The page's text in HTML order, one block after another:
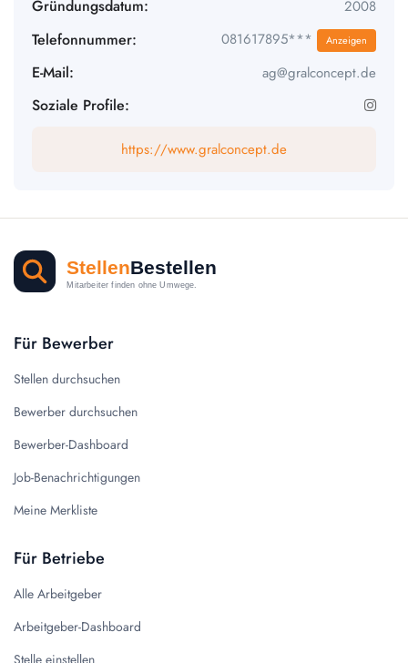
Gründungsdatum: 2008
Telefonnummer: 081617895*** Anzeigen
E-Mail: ag@gralconcept.de
Soziale Profile:
https://www.gralconcept.de
Für Bewerber
Stellen durchsuchen
Bewerber durchsuchen
Bewerber-Dashboard
Job-Benachrichtigungen
Meine Merkliste
Für Betriebe
Alle Arbeitgeber
Arbeitgeber-Dashboard